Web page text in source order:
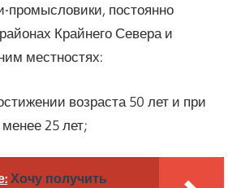
промысловики, постоянно
Крайнего Севера и
местностях:
возраста 50 лет и при
25 лет;
Хочу получить